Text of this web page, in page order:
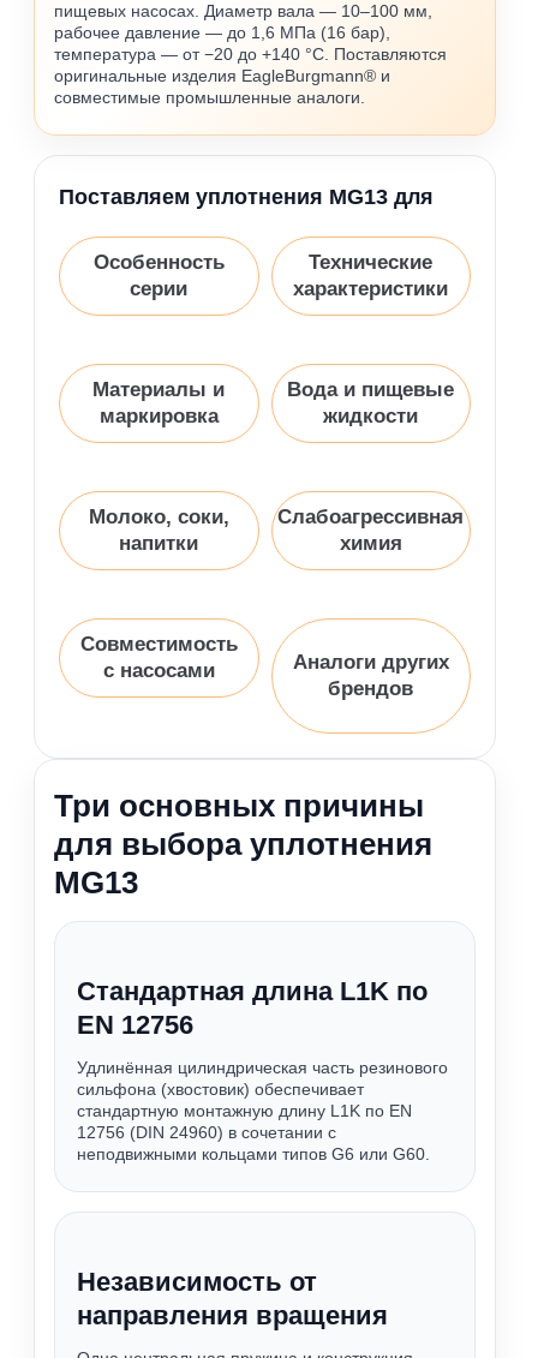
пищевых насосах. Диаметр вала — 10–100 мм,
рабочее давление — до 1,6 МПа (16 бар),
температура — от −20 до +140 °C. Поставляются
оригинальные изделия EagleBurgmann® и
совместимые промышленные аналоги.
Поставляем уплотнения MG13 для
Особенность
серии
Технические
характеристики
Материалы и
маркировка
Вода и пищевые
жидкости
Молоко, соки,
напитки
Слабоагрессивная
химия
Совместимость
с насосами
Аналоги других
брендов
Три основных причины
для выбора уплотнения
MG13
Стандартная длина L1K по
EN 12756
Удлинённая цилиндрическая часть резинового
сильфона (хвостовик) обеспечивает
стандартную монтажную длину L1K по EN
12756 (DIN 24960) в сочетании с
неподвижными кольцами типов G6 или G60.
Независимость от
направления вращения